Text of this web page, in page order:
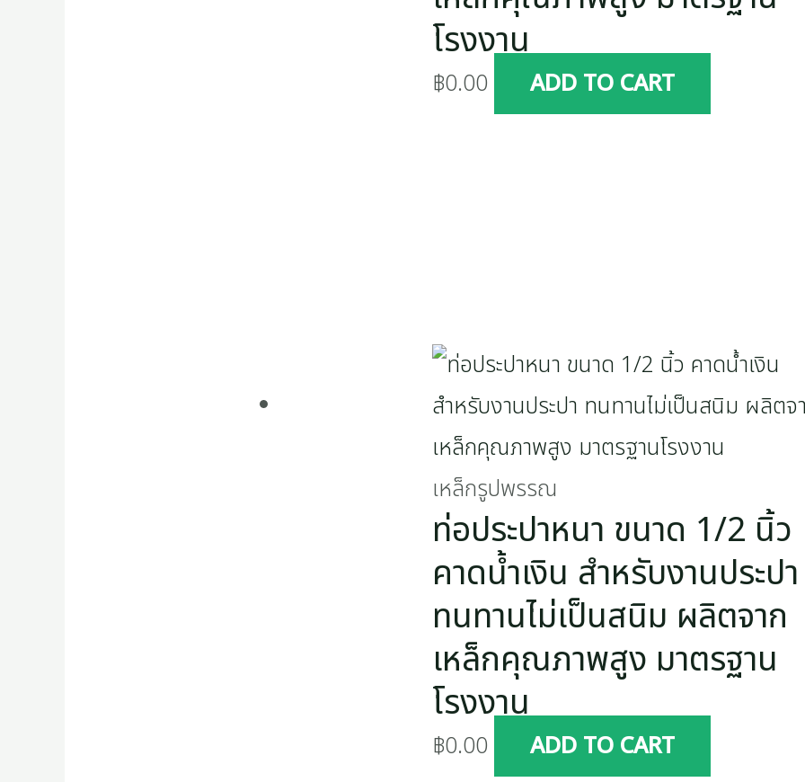
โรงงาน
฿0.00 ADD TO CART
เหล็กรูปพรรณ
ท่อประปาหนา ขนาด 1/2 นิ้ว
คาดน้ำเงิน สำหรับงานประปา
ทนทานไม่เป็นสนิม ผลิตจาก
เหล็กคุณภาพสูง มาตรฐาน
โรงงาน
฿0.00 ADD TO CART